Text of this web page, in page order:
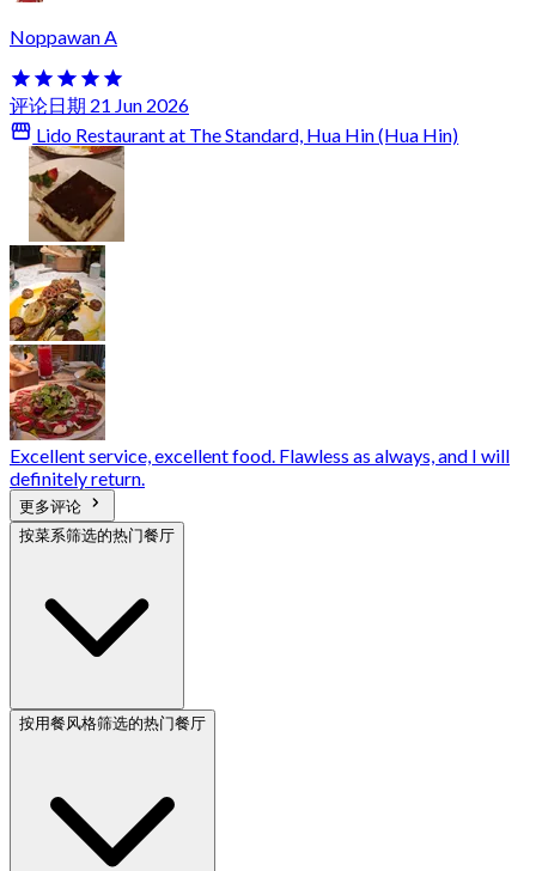
Noppawan A
评论日期 21 Jun 2026
Lido Restaurant at The Standard, Hua Hin (Hua Hin)
Excellent service, excellent food. Flawless as always, and I will
definitely return.
更多评论
按菜系筛选的热门餐厅
按用餐风格筛选的热门餐厅